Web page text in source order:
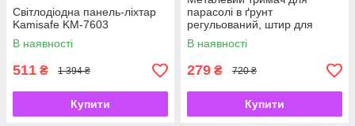
Світлодіодна панель-ліхтар
Kamisafe KM-7603
В наявності
511 ₴ 1 394 ₴
Купити
парасолі в ґрунт
регульований, штир для
садової парасолі з
фіксатором
В наявності
279 ₴ 720 ₴
Купити